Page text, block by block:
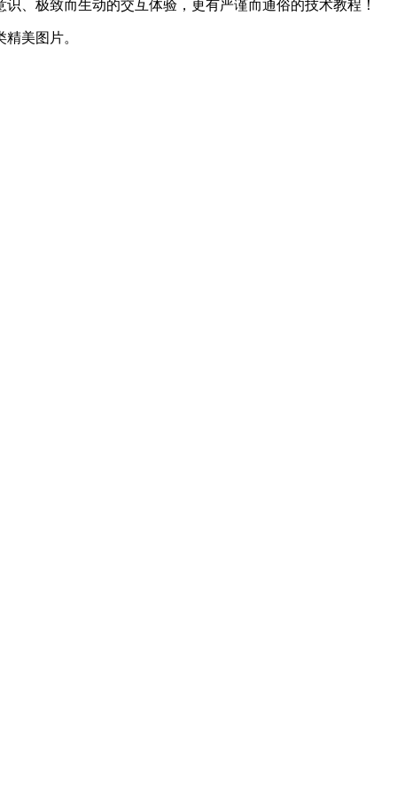
、极致而生动的交互体验，更有严谨而通俗的技术教程！
美图片。